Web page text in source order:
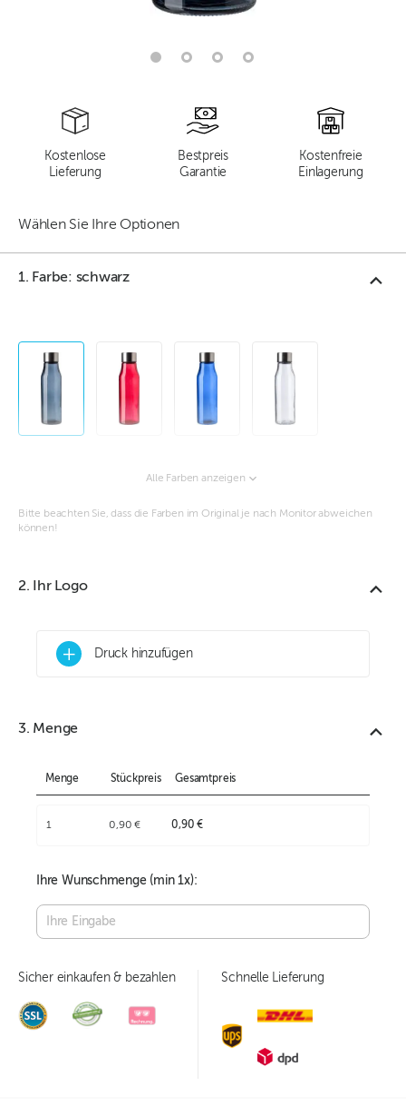
Kostenlose
Lieferung
Bestpreis
Garantie
Kostenfreie
Einlagerung
Wählen Sie Ihre Optionen
1. Farbe: schwarz
Alle Farben anzeigen
Bitte beachten Sie, dass die Farben im Original je nach Monitor abweichen
können!
2. Ihr Logo
+ Druck hinzufügen
3. Menge
Menge Stückpreis Gesamtpreis
1 0,90 € 0,90 €
Ihre Wunschmenge (min1x):
Sicher einkaufen & bezahlen Schnelle Lieferung